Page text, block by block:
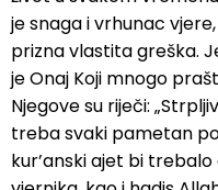
je snaga i vrhunac
prizna vlastita greška.
je Onaj Koji mnogo
Njegove su riječi:
treba svaki pametan
kur’anski ajet bi